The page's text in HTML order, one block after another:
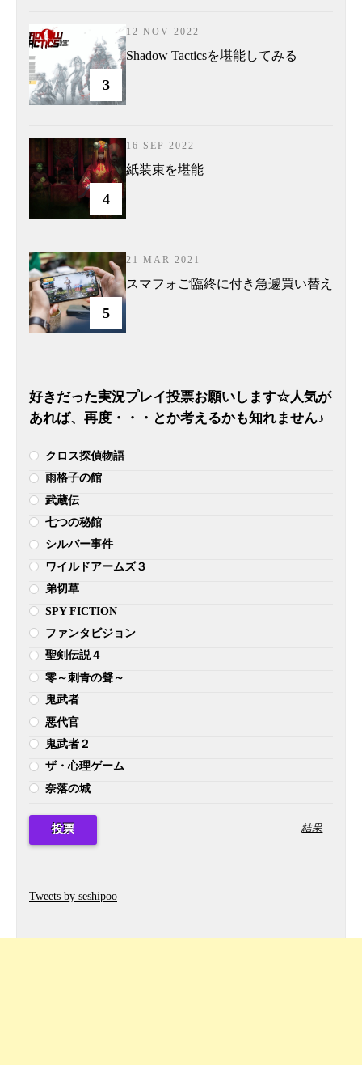
3
12 NOV 2022
Shadow Tacticsを堪能してみる
4
16 SEP 2022
紙装束を堪能
5
21 MAR 2021
スマフォご臨終に付き急遽買い替え
好きだった実況プレイ投票お願いします☆人気が
あれば、再度・・・とか考えるかも知れません♪
クロス探偵物語
雨格子の館
武蔵伝
七つの秘館
シルバー事件
ワイルドアームズ３
弟切草
SPY FICTION
ファンタビジョン
聖剣伝説４
零～刺青の聲～
鬼武者
悪代官
鬼武者２
ザ・心理ゲーム
奈落の城
結果
Tweets by seshipoo